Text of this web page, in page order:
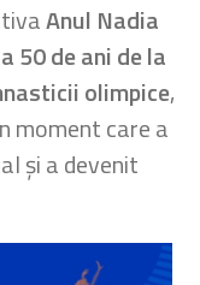
Anul Nadia
50 de ani de la
olimpice,
moment care a
și a devenit